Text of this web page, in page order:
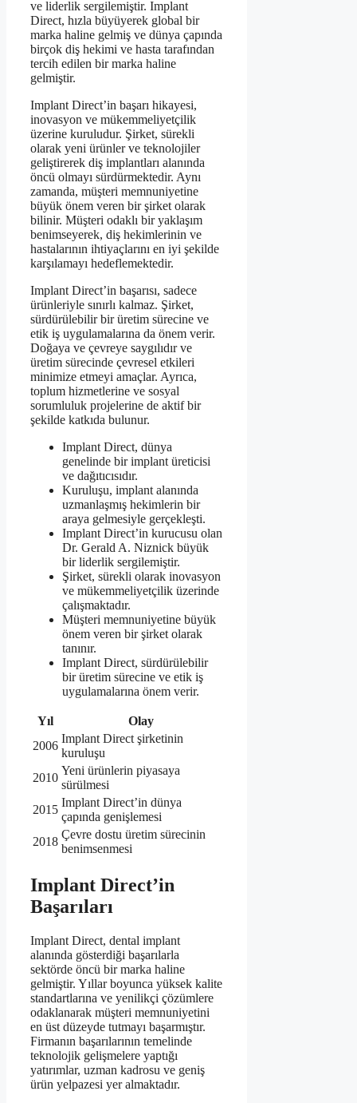
ve liderlik sergilemiştir. Implant
Direct, hızla büyüyerek global bir
marka haline gelmiş ve dünya çapında
birçok diş hekimi ve hasta tarafından
tercih edilen bir marka haline
gelmiştir.
Implant Direct’in başarı hikayesi,
inovasyon ve mükemmeliyetçilik
üzerine kuruludur. Şirket, sürekli
olarak yeni ürünler ve teknolojiler
geliştirerek diş implantları alanında
öncü olmayı sürdürmektedir. Aynı
zamanda, müşteri memnuniyetine
büyük önem veren bir şirket olarak
bilinir. Müşteri odaklı bir yaklaşım
benimseyerek, diş hekimlerinin ve
hastalarının ihtiyaçlarını en iyi şekilde
karşılamayı hedeflemektedir.
Implant Direct’in başarısı, sadece
ürünleriyle sınırlı kalmaz. Şirket,
sürdürülebilir bir üretim sürecine ve
etik iş uygulamalarına da önem verir.
Doğaya ve çevreye saygılıdır ve
üretim sürecinde çevresel etkileri
minimize etmeyi amaçlar. Ayrıca,
toplum hizmetlerine ve sosyal
sorumluluk projelerine de aktif bir
şekilde katkıda bulunur.
Implant Direct, dünya
genelinde bir implant üreticisi
ve dağıtıcısıdır.
Kuruluşu, implant alanında
uzmanlaşmış hekimlerin bir
araya gelmesiyle gerçekleşti.
Implant Direct’in kurucusu olan
Dr. Gerald A. Niznick büyük
bir liderlik sergilemiştir.
Şirket, sürekli olarak inovasyon
ve mükemmeliyetçilik üzerinde
çalışmaktadır.
Müşteri memnuniyetine büyük
önem veren bir şirket olarak
tanınır.
Implant Direct, sürdürülebilir
bir üretim sürecine ve etik iş
uygulamalarına önem verir.
Yıl
Olay
2006
Implant Direct şirketinin
kuruluşu
2010
Yeni ürünlerin piyasaya
sürülmesi
2015
Implant Direct’in dünya
çapında genişlemesi
2018
Çevre dostu üretim sürecinin
benimsenmesi
Implant Direct’in
Başarıları
Implant Direct, dental implant
alanında gösterdiği başarılarla
sektörde öncü bir marka haline
gelmiştir. Yıllar boyunca yüksek kalite
standartlarına ve yenilikçi çözümlere
odaklanarak müşteri memnuniyetini
en üst düzeyde tutmayı başarmıştır.
Firmanın başarılarının temelinde
teknolojik gelişmelere yaptığı
yatırımlar, uzman kadrosu ve geniş
ürün yelpazesi yer almaktadır.